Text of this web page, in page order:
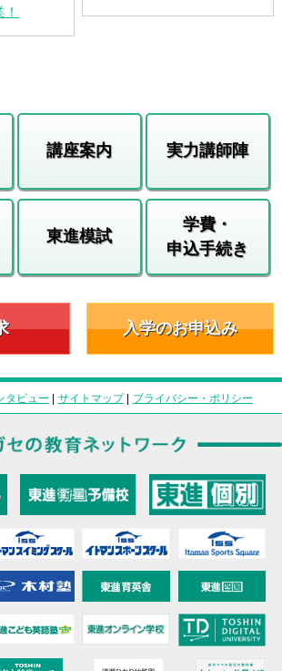
講座案内 実力講師陣
東進模試
学費・
申込手続き
入学のお申込み
タビュー | サイトマップ| プライバシー・ポリシー